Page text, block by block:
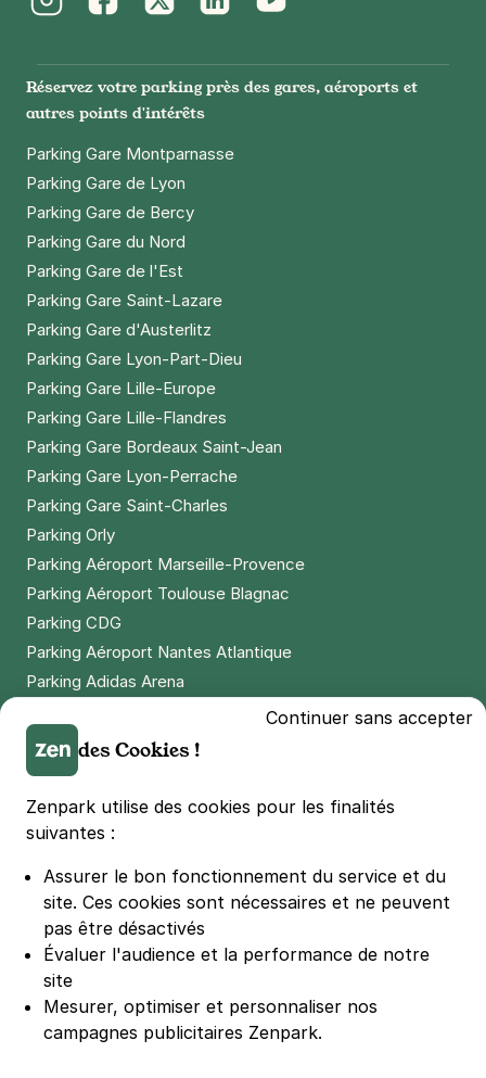
Réservez votre parking près des gares, aéroports et
autres points d'intérêts
Parking Gare Montparnasse
Parking Gare de Lyon
Parking Gare de Bercy
Parking Gare du Nord
Parking Gare de l'Est
Parking Gare Saint-Lazare
Parking Gare d'Austerlitz
Parking Gare Lyon-Part-Dieu
Parking Gare Lille-Europe
Parking Gare Lille-Flandres
Parking Gare Bordeaux Saint-Jean
Parking Gare Lyon-Perrache
Parking Gare Saint-Charles
Parking Orly
Parking Aéroport Marseille-Provence
Parking Aéroport Toulouse Blagnac
Parking CDG
Parking Aéroport Nantes Atlantique
Parking Adidas Arena
Parking LDLC Arena
Parking Stade Pierre Mauroy
Parking Groupama Stadium
Parking Vélodrome
Parking Bercy
Parking La Défense Arena
Parking Les 4 temps
Parking Nation
Parking Porte de Versailles
Parking Lille Grand Palais
Continuer sans accepter
des Cookies !
Zenpark utilise des cookies pour les finalités
suivantes :
Assurer le bon fonctionnement du service et du
site. Ces cookies sont nécessaires et ne peuvent
pas être désactivés
Évaluer l'audience et la performance de notre
site
Mesurer, optimiser et personnaliser nos
campagnes publicitaires Zenpark.